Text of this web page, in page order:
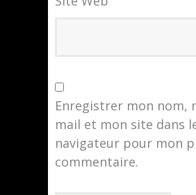
Enregistrer mon nom,
mail et mon site dans
navigateur pour mon
commentaire.